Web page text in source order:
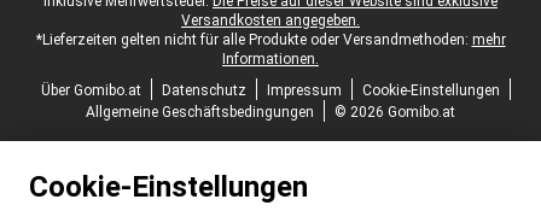
Versandkosten angegeben.
*Lieferzeiten gelten nicht für alle Produkte oder Versandmethoden: mehr
Informationen.
Über Gomibo.at
Datenschutz Impressum
Cookie-Einstellungen
Allgemeine Geschäftsbedingungen
© 2026 Gomibo.at
Cookie-Einstellungen